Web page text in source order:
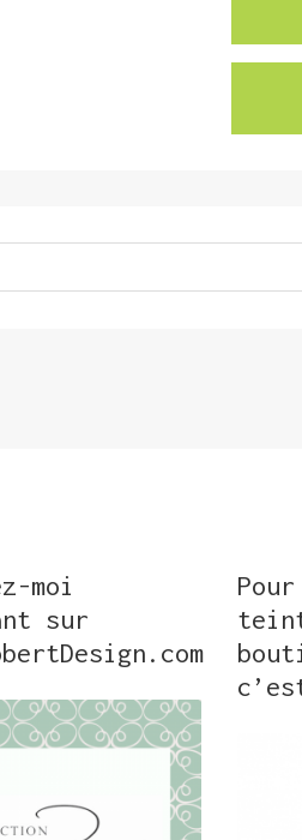
moi
sur